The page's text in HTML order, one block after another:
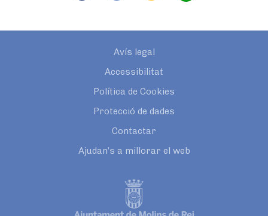
Avís legal
Accessibilitat
Política de Cookies
Protecció de dades
Contactar
Ajudan’s a millorar el web